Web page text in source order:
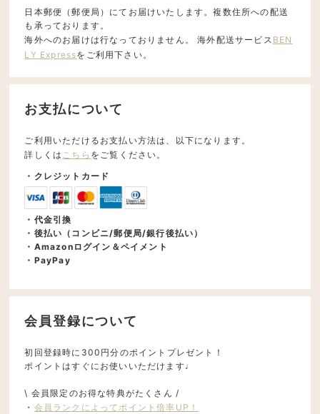
日本郵便（郵便局）にてお届けいたします。複数住所への配送
も承っております。
海外へのお届けは行なっておりません。 海外配送サービス BEN
LY Expressをご利用下さい。
お支払について
ご利用いただけるお支払い方法は、以下になります。
詳しくは こちら をご覧ください。
・クレジットカード
・代金引換
・後払い（コンビニ/郵便局/銀行後払い）
・Amazonログイン＆ペイメント
・PayPay
会員登録について
初回登録時に300円分のポイントプレゼント！
ポイントはすぐにお使いいただけます♩
\ 会員限定のお得な特典がたくさん /
・ 会員ランクによってポイント倍率UP！